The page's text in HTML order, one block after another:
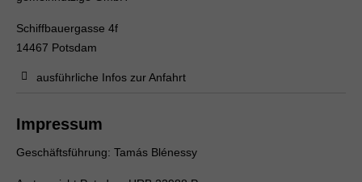
Schiffbauergasse 4f
14467 Potsdam
ausführliche Infos zur Anfahrt
Impressum
Geschäftsführung: Tamás Blénessy